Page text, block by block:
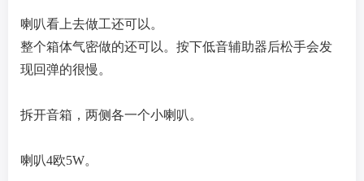
喇叭看上去做工还可以。
整个箱体气密做的还可以。按下低音辅助器后松手会发
现回弹的很慢。
拆开音箱，两侧各一个小喇叭。
喇叭4欧5W。